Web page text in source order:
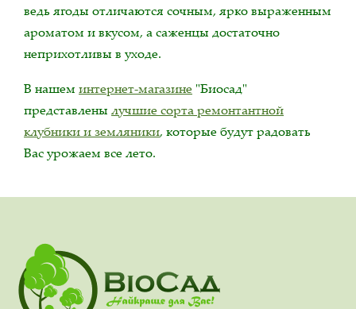
ведь ягоды отличаются сочным, ярко выраженным
ароматом и вкусом, а саженцы достаточно
неприхотливы в уходе.
В нашем интернет-магазине "Биосад"
представлены лучшие сорта ремонтантной
клубники и земляники, которые будут радовать
Вас урожаем все лето.